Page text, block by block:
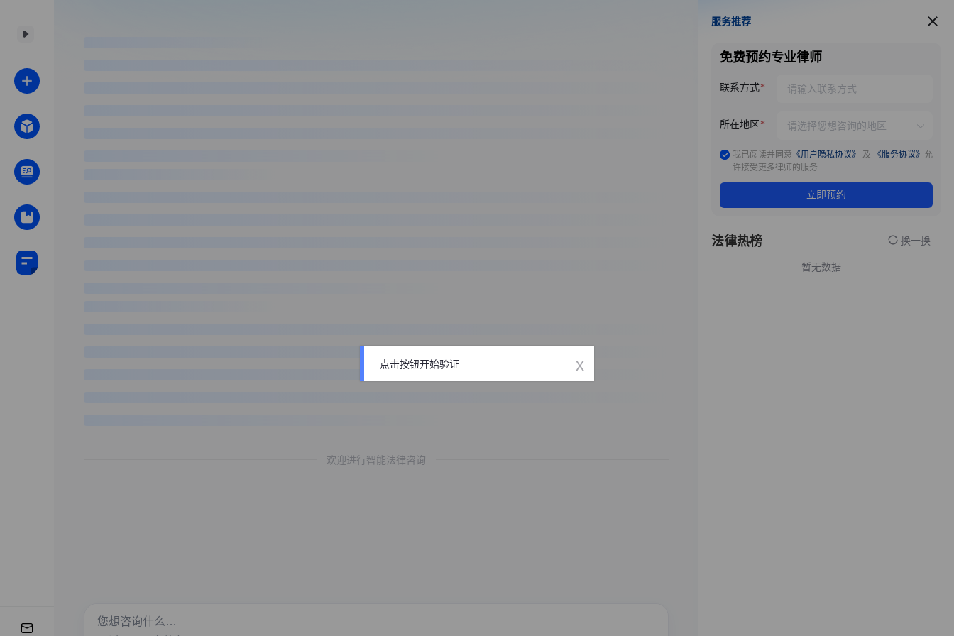
欢迎进行智能法律咨询
服务推荐
服务推荐
免费预约专业律师
联系方式
所在地区
我已阅读并同意 《用户隐私协议》 及 《服务协议》 允
许接受更多律师的服务
立即预约
法律热榜 换一换
暂无数据
点击按钮开始验证 x